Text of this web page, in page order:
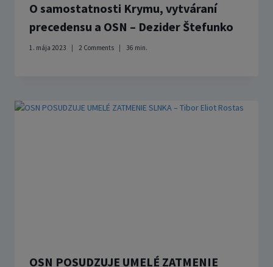
O samostatnosti Krymu, vytváraní
precedensu a OSN – Dezider Štefunko
1. mája 2023 2 Comments 36 min.
OSN POSUDZUJE UMELÉ ZATMENIE